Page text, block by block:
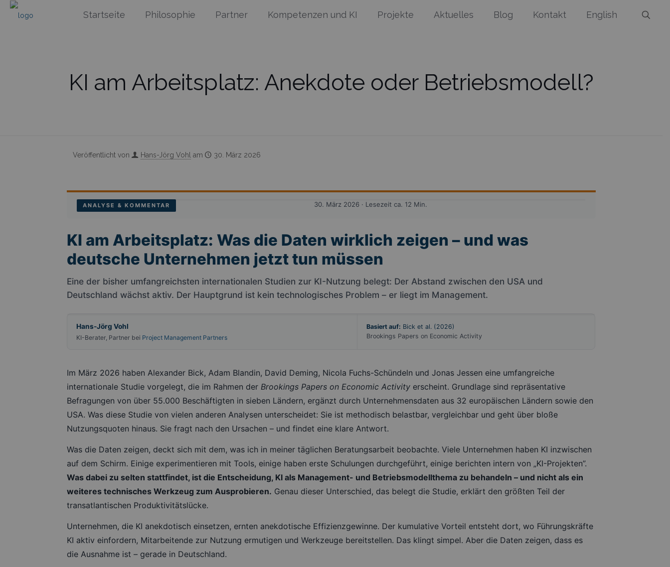
Startseite Philosophie Partner Kompetenzen und KI Projekte Aktuelles Blog Kontakt English
KI am Arbeitsplatz: Anekdote oder Betriebsmodell?
Veröffentlicht von Hans-Jörg Vohl am 30. März 2026
ANALYSE & KOMMENTAR 30. März 2026 · Lesezeit ca. 12 Min.
KI am Arbeitsplatz: Was die Daten wirklich zeigen – und was
deutsche Unternehmen jetzt tun müssen
Eine der bisher umfangreichsten internationalen Studien zur KI-Nutzung belegt: Der Abstand zwischen den USA und
Deutschland wächst aktiv. Der Hauptgrund ist kein technologisches Problem – er liegt im Management.
Hans-Jörg Vohl
KI-Berater, Partner bei Project Management Partners
Basiert auf: Bick et al. (2026)
Brookings Papers on Economic Activity
Im März 2026 haben Alexander Bick, Adam Blandin, David Deming, Nicola Fuchs-Schündeln und Jonas Jessen eine umfangreiche
internationale Studie vorgelegt, die im Rahmen derBrookings Papers on Economic Activity erscheint. Grundlage sind repräsentative
Befragungen von über 55.000 Beschäftigten in sieben Ländern, ergänzt durch Unternehmensdaten aus 32 europäischen Ländern sowie den
USA. Was diese Studie von vielen anderen Analysen unterscheidet: Sie ist methodisch belastbar, vergleichbar und geht über bloße
Nutzungsquoten hinaus. Sie fragt nach den Ursachen – und findet eine klare Antwort.
Was die Daten zeigen, deckt sich mit dem, was ich in meiner täglichen Beratungsarbeit beobachte. Viele Unternehmen haben KI inzwischen
auf dem Schirm. Einige experimentieren mit Tools, einige haben erste Schulungen durchgeführt, einige berichten intern von „KI-Projekten”.
Was dabei zu selten stattfindet, ist die Entscheidung, KI als Management- und Betriebsmodellthema zu behandeln – und nicht als ein
weiteres technisches Werkzeug zum Ausprobieren. Genau dieser Unterschied, das belegt die Studie, erklärt den größten Teil der
transatlantischen Produktivitätslücke.
Unternehmen, die KI anekdotisch einsetzen, ernten anekdotische Effizienzgewinne. Der kumulative Vorteil entsteht dort, wo Führungskräfte
KI aktiv einfordern, Mitarbeitende zur Nutzung ermutigen und Werkzeuge bereitstellen. Das klingt simpel. Aber die Daten zeigen, dass es
die Ausnahme ist – gerade in Deutschland.